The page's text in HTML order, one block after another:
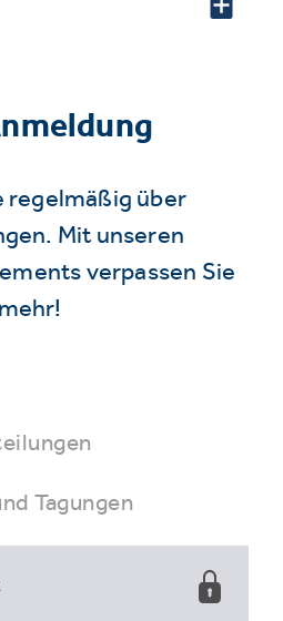
regelmäßig über
Mit unseren
verpassen Sie
Tagungen